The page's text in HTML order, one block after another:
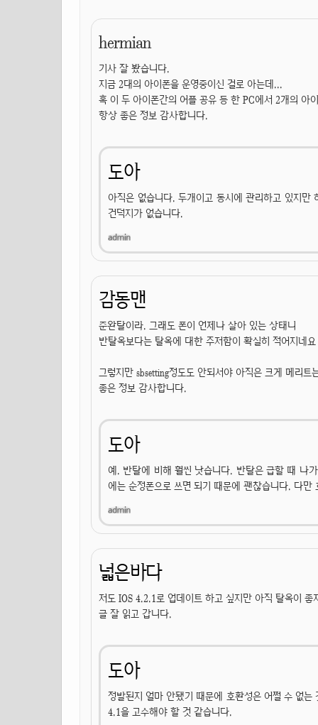
hermian
기사 잘 봤습니다.
지금 2대의 아이폰을 운영중이신 걸로 아는데...
혹 이 두 아이폰간의 어플 공유 등 한 PC에서 2개의 아
항상 좋은 정보 감사합니다.
도아
아직은 없습니다. 두개이고 동시에 관리하고 있지
건덕지가 없습니다.
감동맨
준완탈이라. 그래도 폰이 언제나 살아 있는 상태니
반탈옥보다는 탈옥에 대한 주저함이 확실히 적어지네
그렇지만 sbsetting정도도 안되서야 아직은 크게 메리
좋은 정보 감사합니다.
도아
예. 반탈에 비해 훨씬 낫습니다. 반탈은 급할 때 나
에는 순정폰으로 쓰면 되기 때문에 괜찮습니다. 다만
넓은바다
저도 IOS 4.2.1로 업데이트 하고 싶지만 아직 탈옥이
글 잘 읽고 갑니다.
도아
정발된지 얼마 안됐기 때문에 호환성은 어쩔 수 없
4.1을 고수해야 할 것 같습니다.